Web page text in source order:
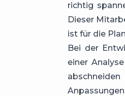
richtig
Dieser
ist für die
Bei der
einer